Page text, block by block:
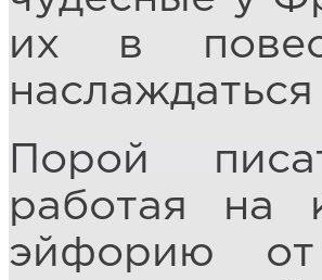
их в
Порой
работая на
эйфорию от